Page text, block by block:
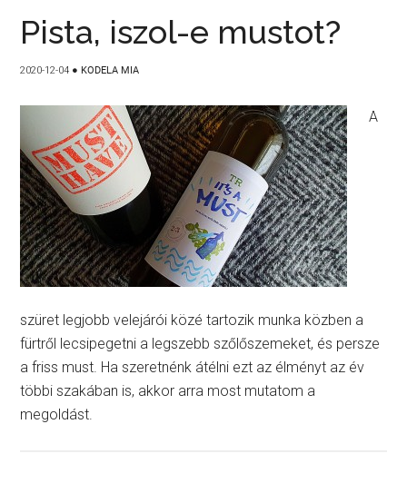
Pista, iszol-e mustot?
2020-12-04 ● KODELA MIA
A
szüret legjobb velejárói közé tartozik munka közben a
fürtről lecsipegetni a legszebb szőlőszemeket, és persze
a friss must. Ha szeretnénk átélni ezt az élményt az év
többi szakában is, akkor arra most mutatom a
megoldást.